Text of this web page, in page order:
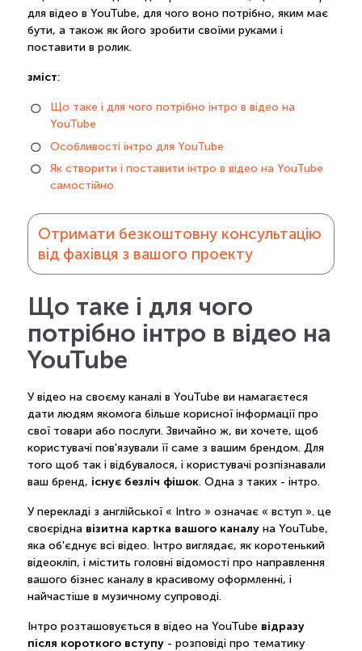
для відео в YouTube, для чого воно потрібно, яким має
бути, а також як його зробити своїми руками і
поставити в ролик.
зміст:
Що таке і для чого потрібно інтро в відео на
YouTube
Особливості інтро для YouTube
Як створити і поставити інтро в відео на YouTube
самостійно
Отримати безкоштовну консультацію
від фахівця з вашого проекту
Що таке і для чого
потрібно інтро в відео на
YouTube
У відео на своєму каналі в YouTube ви намагаєтеся
дати людям якомога більше корисної інформації про
свої товари або послуги. Звичайно ж, ви хочете, щоб
користувачі пов'язували її саме з вашим брендом. Для
того щоб так і відбувалося, і користувачі розпізнавали
ваш бренд, існує безліч фішок. Одна з таких - інтро.
У перекладі з англійської « Intro » означає « вступ ». це
своєрідна візитна картка вашого каналуна YouTube,
яка об'єднує всі відео. Інтро виглядає, як коротенький
відеокліп, і містить головні відомості про направлення
вашого бізнес каналу в красивому оформленні, і
найчастіше в музичному супроводі.
Інтро розташовується в відео на YouTube відразу
після короткого вступу- розповіді про тематику